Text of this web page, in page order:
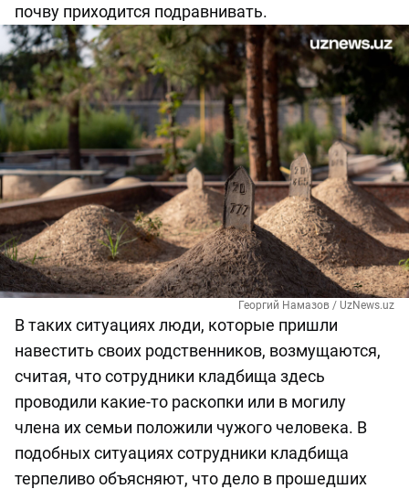
почву приходится подравнивать.
Георгий Намазов / UzNews.uz
В таких ситуациях люди, которые пришли
навестить своих родственников, возмущаются,
считая, что сотрудники кладбища здесь
проводили какие-то раскопки или в могилу
члена их семьи положили чужого человека. В
подобных ситуациях сотрудники кладбища
терпеливо объясняют, что дело в прошедших